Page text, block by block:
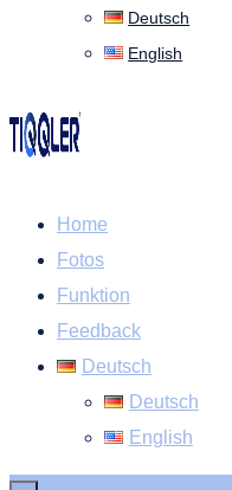
Deutsch
English
Home
Fotos
Funktion
Feedback
Deutsch
Deutsch
English